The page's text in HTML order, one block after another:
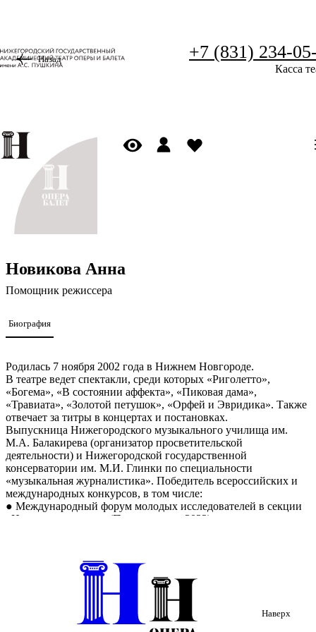
+7 (831) 234-
Касса
Назад
Новикова Анна
Помощник режиссера
Биография
Родилась 7 ноября 2002 года в Нижнем Новгороде.
В театре ведет спектакли, среди которых «Риголетто»,
«Богема», «В состоянии аффекта», «Пиковая дама»,
«Травиата», «Золотой петушок», «Орфей и Эвридика». Также
отвечает за титры в концертах и постановках.
Выпускница Нижегородского музыкального училища им.
М.А. Балакирева (организатор просветительской
деятельности) и Нижегородской государственной
консерватории им. М.И. Глинки по специальности
«музыкальная журналистика». Победитель всероссийских и
международных конкурсов, в том числе:
● Международный форум молодых исследователей в секции
«Искусствоведение» (Петрозаводск, 2022)
по музыкальной критике имени И.И. Соллертинского
● Всероссийский конкурс «Консерваторская наука» в РАМ
В семье физиков и спортсменов неожиданный путь к
Наверх